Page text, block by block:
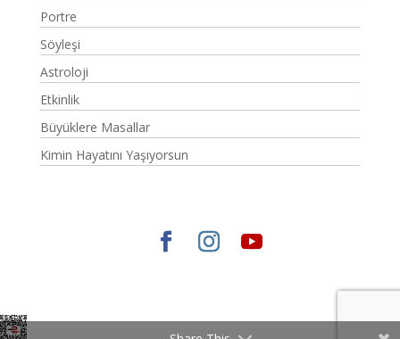
Portre
Söyleşi
Astroloji
Etkinlik
Büyüklere Masallar
Kimin Hayatını Yaşıyorsun